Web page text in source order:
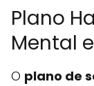
Plano
Mental
O plano de